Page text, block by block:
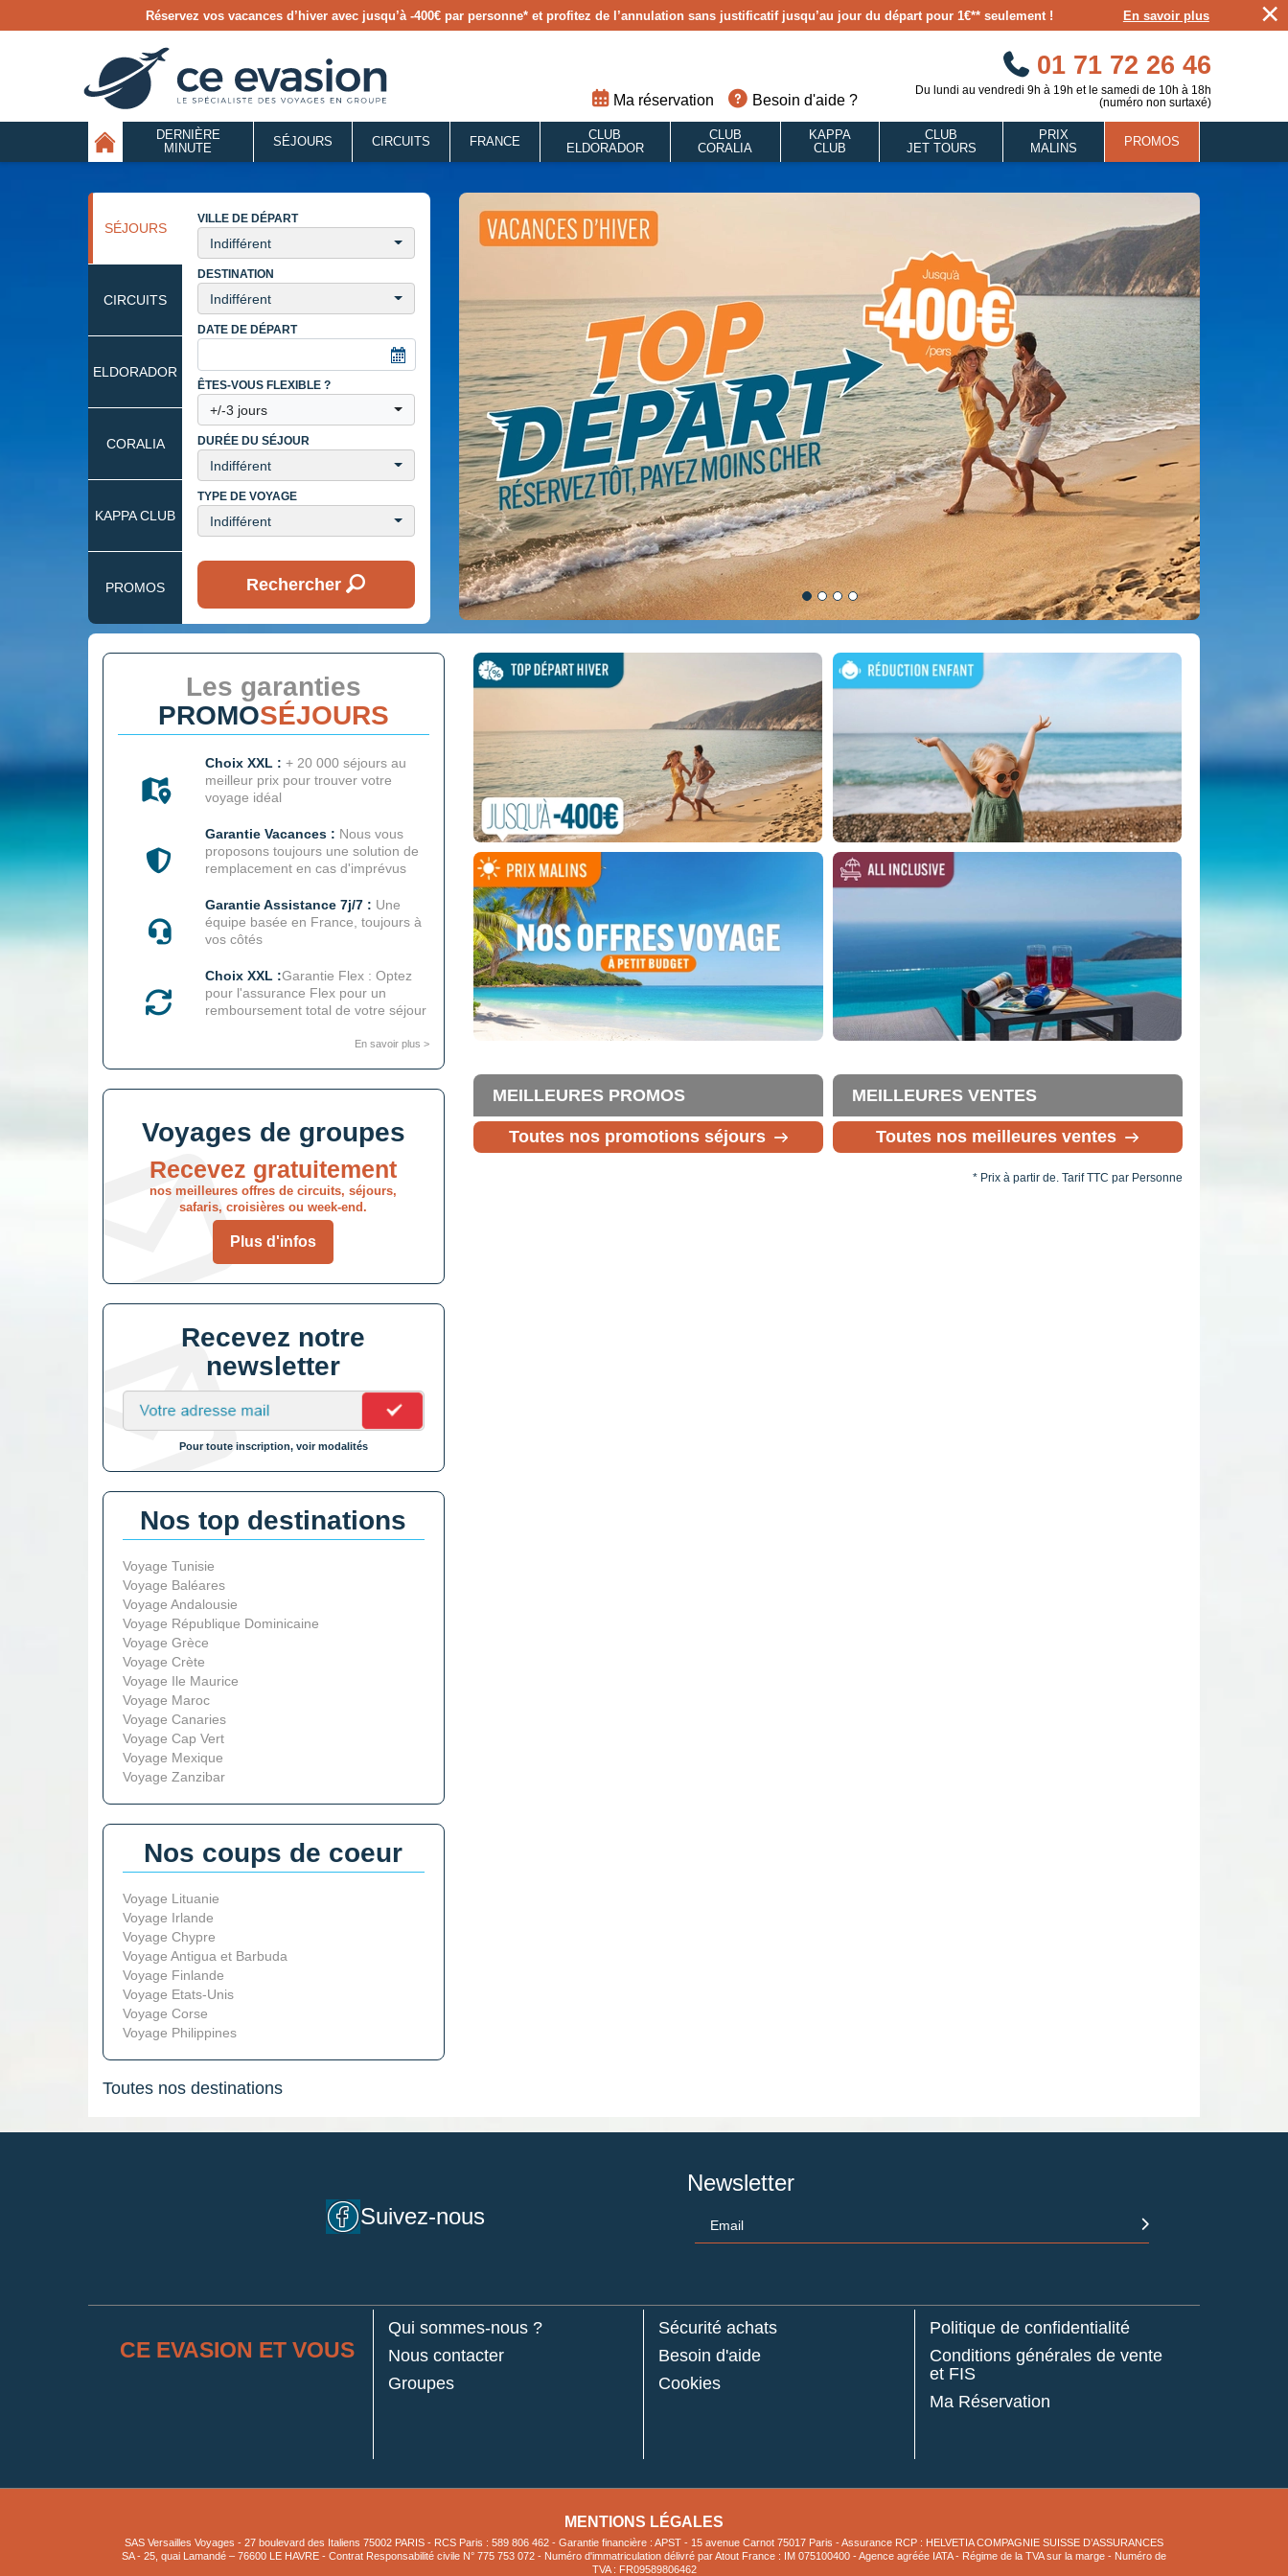
Réservez vos vacances d’hiver avec jusqu’à -400€ par personne* et profitez de l’annulation sans justificatif jusqu’au jour du départ pour 1€** seulement ! En savoir plus ×
Ma réservation Besoin d'aide ?
01 71 72 26 46
Du lundi au vendredi 9h à 19h et le samedi de 10h à 18h
(numéro non surtaxé)
DERNIÈRE
MINUTE
SÉJOURS CIRCUITS FRANCE
CLUB
ELDORADOR
CLUB
CORALIA
KAPPA
CLUB
CLUB
JET TOURS
PRIX
MALINS
PROMOS
SÉJOURS
CIRCUITS
ELDORADOR
CORALIA
KAPPA CLUB
PROMOS
VILLE DE DÉPART
Indifférent
DESTINATION
Indifférent
DATE DE DÉPART
ÊTES-VOUS FLEXIBLE ?
+/-3 jours
DURÉE DU SÉJOUR
Indifférent
TYPE DE VOYAGE
Indifférent
Rechercher
MEILLEURES PROMOS
Toutes nos promotions séjours
MEILLEURES VENTES
Toutes nos meilleures ventes
* Prix à partir de. Tarif TTC par Personne
Les garanties
PROMOSÉJOURS
Choix XXL : + 20 000 séjours au
meilleur prix pour trouver votre
voyage idéal
Garantie Vacances : Nous vous
proposons toujours une solution de
remplacement en cas d'imprévus
Garantie Assistance 7j/7 : Une
équipe basée en France, toujours à
vos côtés
Choix XXL :Garantie Flex : Optez
pour l'assurance Flex pour un
remboursement total de votre séjour
En savoir plus >
Voyages de groupes
Recevez gratuitement
nos meilleures offres de circuits, séjours,
safaris, croisières ou week-end.
Plus d'infos
Recevez notre
newsletter
Pour toute inscription, voir modalités
Nos top destinations
Voyage Tunisie
Voyage Baléares
Voyage Andalousie
Voyage République Dominicaine
Voyage Grèce
Voyage Crète
Voyage Ile Maurice
Voyage Maroc
Voyage Canaries
Voyage Cap Vert
Voyage Mexique
Voyage Zanzibar
Nos coups de coeur
Voyage Lituanie
Voyage Irlande
Voyage Chypre
Voyage Antigua et Barbuda
Voyage Finlande
Voyage Etats-Unis
Voyage Corse
Voyage Philippines
Toutes nos destinations
Suivez-nous
Newsletter
Email
CE EVASION ET VOUS
Qui sommes-nous ?
Nous contacter
Groupes
Sécurité achats
Besoin d'aide
Cookies
Politique de confidentialité
Conditions générales de vente
et FIS
Ma Réservation
MENTIONS LÉGALES
SAS Versailles Voyages - 27 boulevard des Italiens 75002 PARIS - RCS Paris : 589 806 462 - Garantie financière : APST - 15 avenue Carnot 75017 Paris - Assurance RCP : HELVETIA COMPAGNIE SUISSE D’ASSURANCES
SA - 25, quai Lamandé – 76600 LE HAVRE - Contrat Responsabilité civile N° 775 753 072 - Numéro d'immatriculation délivré par Atout France : IM 075100400 - Agence agréée IATA - Régime de la TVA sur la marge - Numéro de
TVA : FR09589806462